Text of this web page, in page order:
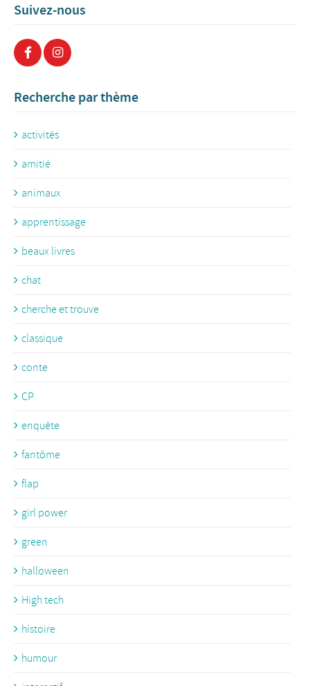
Suivez-nous
Recherche par thème
activités
amitié
animaux
apprentissage
beaux livres
chat
cherche et trouve
classique
conte
CP
enquête
fantôme
flap
girl power
green
halloween
High tech
histoire
humour